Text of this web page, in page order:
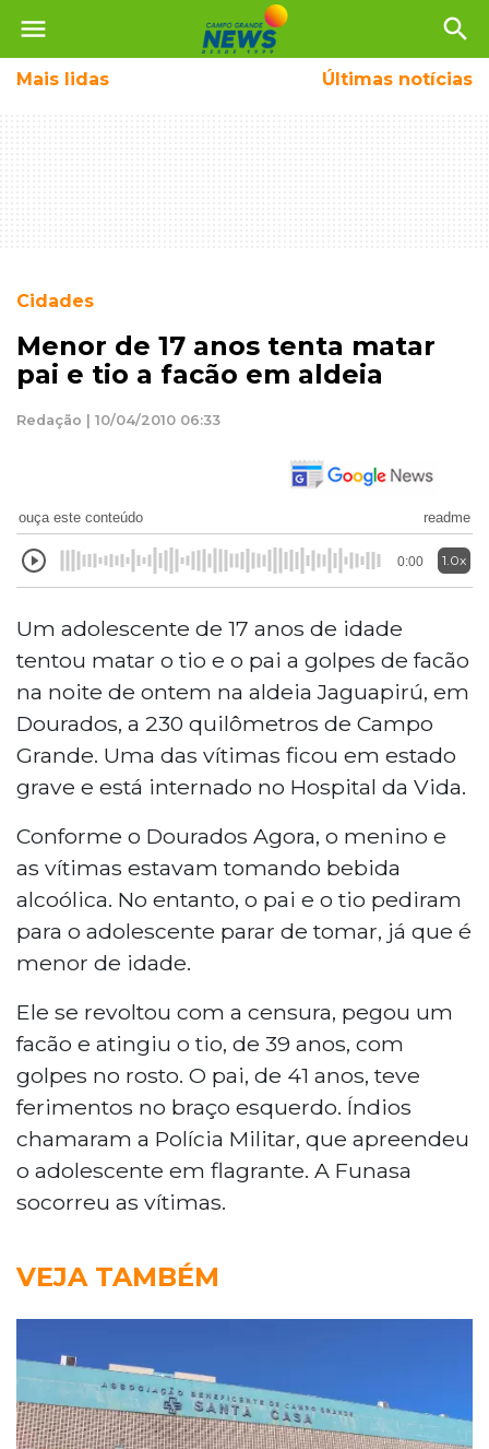
menu search
Mais lidas Últimas notícias
Cidades
Menor de 17 anos tenta matar
pai e tio a facão em aldeia
Redação | 10/04/2010 06:33
ouça este conteúdo readme
0:00 1.0x
Um adolescente de 17 anos de idade
tentou matar o tio e o pai a golpes de facão
na noite de ontem na aldeia Jaguapirú, em
Dourados, a 230 quilômetros de Campo
Grande. Uma das vítimas ficou em estado
grave e está internado no Hospital da Vida.
Conforme o Dourados Agora, o menino e
as vítimas estavam tomando bebida
alcoólica. No entanto, o pai e o tio pediram
para o adolescente parar de tomar, já que é
menor de idade.
Ele se revoltou com a censura, pegou um
facão e atingiu o tio, de 39 anos, com
golpes no rosto. O pai, de 41 anos, teve
ferimentos no braço esquerdo. Índios
chamaram a Polícia Militar, que apreendeu
o adolescente em flagrante. A Funasa
socorreu as vítimas.
VEJA TAMBÉM